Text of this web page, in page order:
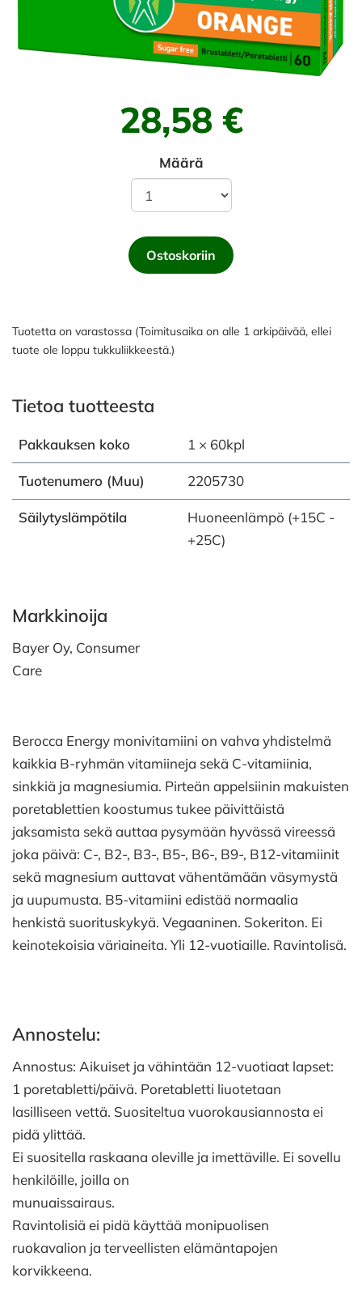
28,58 €
Määrä
Ostoskoriin
Tuotetta on varastossa (Toimitusaika on alle 1 arkipäivää, ellei
tuote ole loppu tukkuliikkeestä.)
Tietoa tuotteesta
Pakkauksen koko 1 × 60kpl
Tuotenumero (Muu) 2205730
Säilytyslämpötila
Huoneenlämpö (+15C -
+25C)
Markkinoija
Bayer Oy, Consumer
Care
Berocca Energy monivitamiini on vahva yhdistelmä
kaikkia B-ryhmän vitamiineja sekä C-vitamiinia,
sinkkiä ja magnesiumia. Pirteän appelsiinin makuisten
poretablettien koostumus tukee päivittäistä
jaksamista sekä auttaa pysymään hyvässä vireessä
joka päivä: C-, B2-, B3-, B5-, B6-, B9-, B12-vitamiinit
sekä magnesium auttavat vähentämään väsymystä
ja uupumusta. B5-vitamiini edistää normaalia
henkistä suorituskykyä. Vegaaninen. Sokeriton. Ei
keinotekoisia väriaineita. Yli 12-vuotiaille. Ravintolisä.
Annostelu:
Annostus: Aikuiset ja vähintään 12-vuotiaat lapset:
1 poretabletti/päivä. Poretabletti liuotetaan
lasilliseen vettä. Suositeltua vuorokausiannosta ei
pidä ylittää.
Ei suositella raskaana oleville ja imettäville. Ei sovellu
henkilöille, joilla on
munuaissairaus.
Ravintolisiä ei pidä käyttää monipuolisen
ruokavalion ja terveellisten elämäntapojen
korvikkeena.